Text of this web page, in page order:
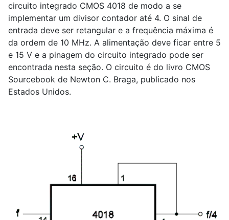
circuito integrado CMOS 4018 de modo a se
implementar um divisor contador até 4. O sinal de
entrada deve ser retangular e a frequência máxima é
da ordem de 10 MHz. A alimentação deve ficar entre 5
e 15 V e a pinagem do circuito integrado pode ser
encontrada nesta seção. O circuito é do livro CMOS
Sourcebook de Newton C. Braga, publicado nos
Estados Unidos.